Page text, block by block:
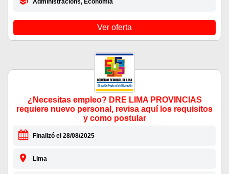
Administracións, Economia
Ver oferta
¿Necesitas empleo? DRE LIMA PROVINCIAS
requiere nuevo personal, revisa aquí los requisitos
y como postular
Finalizó el 28/08/2025
Lima